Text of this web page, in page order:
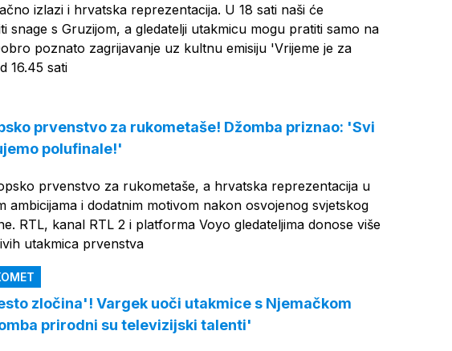
izlazi i hrvatska reprezentacija. U 18 sati naši će
snage s Gruzijom, a gledatelji utakmicu mogu pratiti samo na
poznato zagrijavanje uz kultnu emisiju 'Vrijeme je za
16.45 sati
prvenstvo za rukometaše! Džomba priznao: 'Svi
polufinale!'
prvenstvo za rukometaše, a hrvatska reprezentacija u
ambicijama i dodatnim motivom nakon osvojenog svjetskog
RTL, kanal RTL 2 i platforma Voyo gledateljima donose više
utakmica prvenstva
zločina'! Vargek uoči utakmice s Njemačkom
prirodni su televizijski talenti'